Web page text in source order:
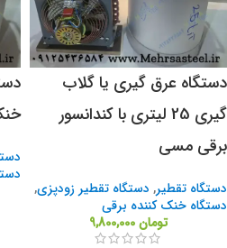
دستگاه عرق گیری یا گلاب
گیری 25 لیتری با کندانسور
برقی مسی
دستگاه تقطیر, دستگاه تقطیر زودپزی,
دستگاه خنک کننده برقی
تومان